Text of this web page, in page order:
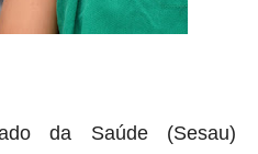
da Saúde (Sesau)